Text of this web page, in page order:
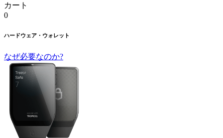
カート
0
ハードウェア・ウォレット
なぜ必要なのか?